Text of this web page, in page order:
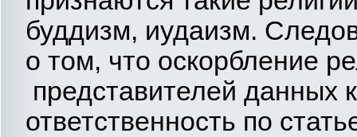
буддизм, иудаизм.
о том, что оскорбление
представителей данных
ответственность по